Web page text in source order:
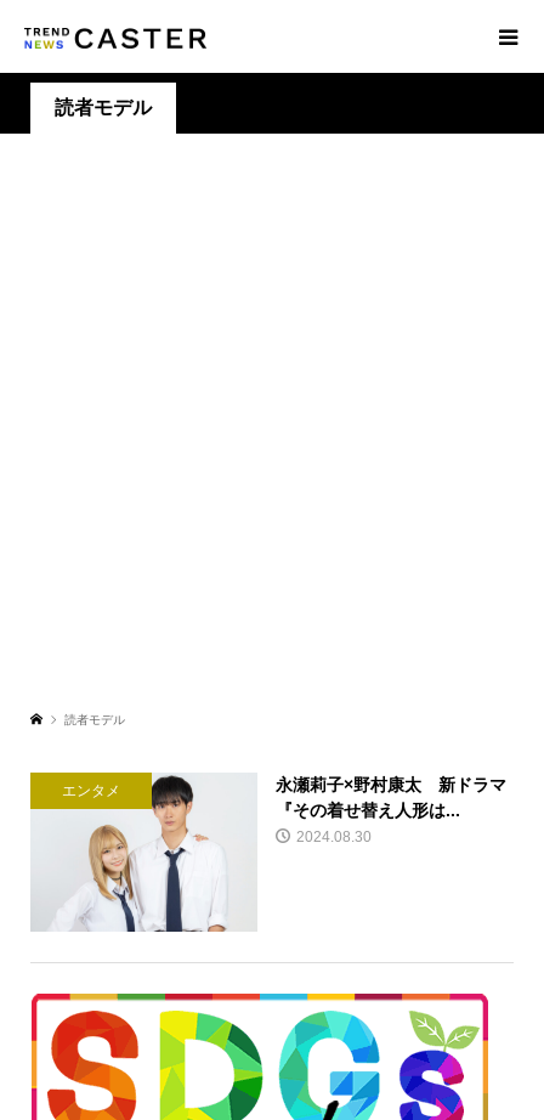
読者モデル
読者モデル
エンタメ
永瀬莉子×野村康太 新ドラマ
『その着せ替え人形は...
2024.08.30